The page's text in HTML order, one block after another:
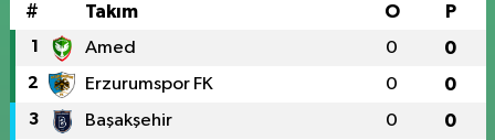
# Takım O P
1 Amed 0 0
2 Erzurumspor FK 0 0
3 Başakşehir 0 0